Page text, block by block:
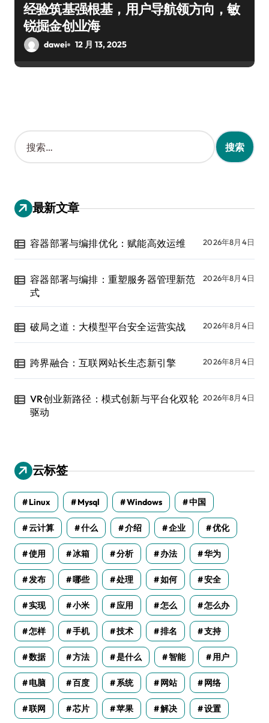
经验筑基强根基，用户导航领方向，敏
锐掘金创业海
dawei 12 月 13, 2025
搜
索
：
最新文章
容器部署与编排优化：赋能高效运维 2026年8月4日
容器部署与编排：重塑服务器管理新范
式
2026年8月4日
破局之道：大模型平台安全运营实战 2026年8月4日
跨界融合：互联网站长生态新引擎 2026年8月4日
VR创业新路径：模式创新与平台化双轮
驱动
2026年8月4日
云标签
Linux Mysql Windows 中国
云计算 什么 介绍 企业 优化
使用 冰箱 分析 办法 华为
发布 哪些 处理 如何 安全
实现 小米 应用 怎么 怎么办
怎样 手机 技术 排名 支持
数据 方法 是什么 智能 用户
电脑 百度 系统 网站 网络
联网 芯片 苹果 解决 设置